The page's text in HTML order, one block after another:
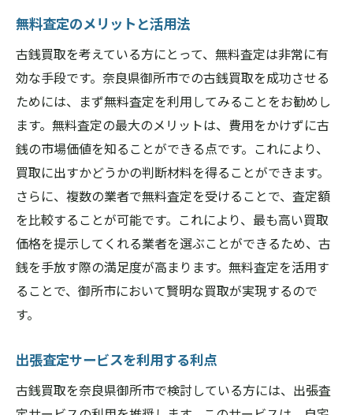
無料査定のメリットと活用法
古銭買取を考えている方にとって、無料査定は非常に有
効な手段です。奈良県御所市での古銭買取を成功させる
ためには、まず無料査定を利用してみることをお勧めし
ます。無料査定の最大のメリットは、費用をかけずに古
銭の市場価値を知ることができる点です。これにより、
買取に出すかどうかの判断材料を得ることができます。
さらに、複数の業者で無料査定を受けることで、査定額
を比較することが可能です。これにより、最も高い買取
価格を提示してくれる業者を選ぶことができるため、古
銭を手放す際の満足度が高まります。無料査定を活用す
ることで、御所市において賢明な買取が実現するので
す。
出張査定サービスを利用する利点
古銭買取を奈良県御所市で検討している方には、出張査